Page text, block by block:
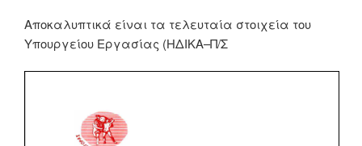
Αποκαλυπτικά είναι τα τελευταία στοιχεία του
Υπουργείου Εργασίας (ΗΔΙΚΑ–Π/Σ